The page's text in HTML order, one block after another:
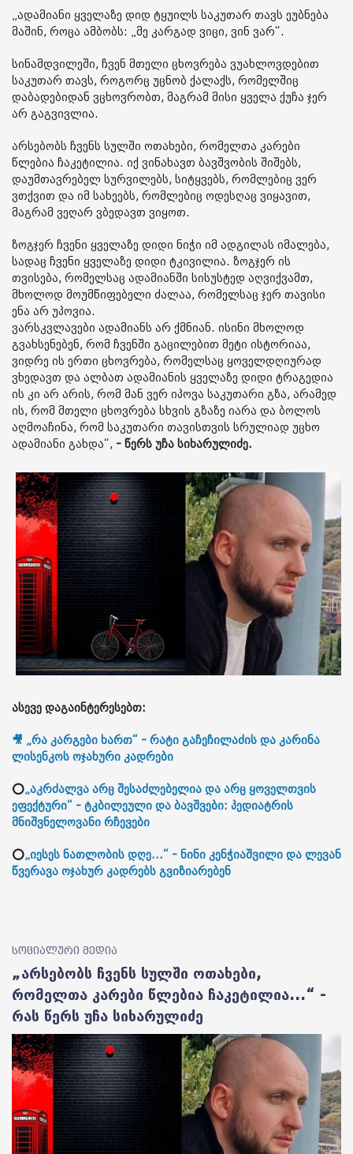
„ადამიანი ყველაზე დიდ ტყუილს საკუთარ თავს ეუბნება
მაშინ, როცა ამბობს: „მე კარგად ვიცი, ვინ ვარ“.
სინამდვილეში, ჩვენ მთელი ცხოვრება ვუახლოვდებით
საკუთარ თავს, როგორც უცნობ ქალაქს, რომელშიც
დაბადებიდან ვცხოვრობთ, მაგრამ მისი ყველა ქუჩა ჯერ
არ გაგვივლია.
არსებობს ჩვენს სულში ოთახები, რომელთა კარები
წლებია ჩაკეტილია. იქ ვინახავთ ბავშვობის შიშებს,
დაუმთავრებელ სურვილებს, სიტყვებს, რომლებიც ვერ
ვთქვით და იმ სახეებს, რომლებიც ოდესღაც ვიყავით,
მაგრამ ვეღარ ვბედავთ ვიყოთ.
ზოგჯერ ჩვენი ყველაზე დიდი ნიჭი იმ ადგილას იმალება,
სადაც ჩვენი ყველაზე დიდი ტკივილია. ზოგჯერ ის
თვისება, რომელსაც ადამიანში სისუსტედ აღვიქვამთ,
მხოლოდ მოუმწიფებელი ძალაა, რომელსაც ჯერ თავისი
ენა არ უპოვია.
ვარსკვლავები ადამიანს არ ქმნიან. ისინი მხოლოდ
გვახსენებენ, რომ ჩვენში გაცილებით მეტი ისტორიაა,
ვიდრე ის ერთი ცხოვრება, რომელსაც ყოველდღიურად
ვხედავთ და ალბათ ადამიანის ყველაზე დიდი ტრაგედია
ის კი არ არის, რომ მან ვერ იპოვა საკუთარი გზა, არამედ
ის, რომ მთელი ცხოვრება სხვის გზაზე იარა და ბოლოს
აღმოაჩინა, რომ საკუთარი თავისთვის სრულიად უცხო
ადამიანი გახდა“, - წერს უჩა სიხარულიძე.
ასევე დაგაინტერესებთ:
🎥 „რა კარგები ხართ“ - რატი გაჩეჩილაძის და კარინა
ლისენკოს ოჯახური კადრები
⭕„აკრძალვა არც შესაძლებელია და არც ყოველთვის
ეფექტური“ - ტკბილეული და ბავშვები: პედიატრის
მნიშვნელოვანი რჩევები
⭕„იესეს ნათლობის დღე...“ - ნინი კენჭიაშვილი და ლევან
წვერავა ოჯახურ კადრებს გვიზიარებენ
სოციალური მედია
„არსებობს ჩვენს სულში ოთახები,
რომელთა კარები წლებია ჩაკეტილია...“ -
რას წერს უჩა სიხარულიძე